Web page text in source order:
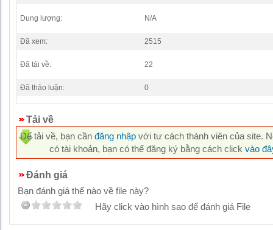
Dung lượng: N/A
Đã xem: 2515
Đã tải về: 22
Đã thảo luận: 0
Tải về
Để tải về, bạn cần đăng nhập với tư cách thành viên của site.
có tài khoản, bạn có thể đăng ký bằng cách click vào
Đánh giá
Bạn đánh giá thế nào về file này?
Hãy click vào hình sao để đánh giá File